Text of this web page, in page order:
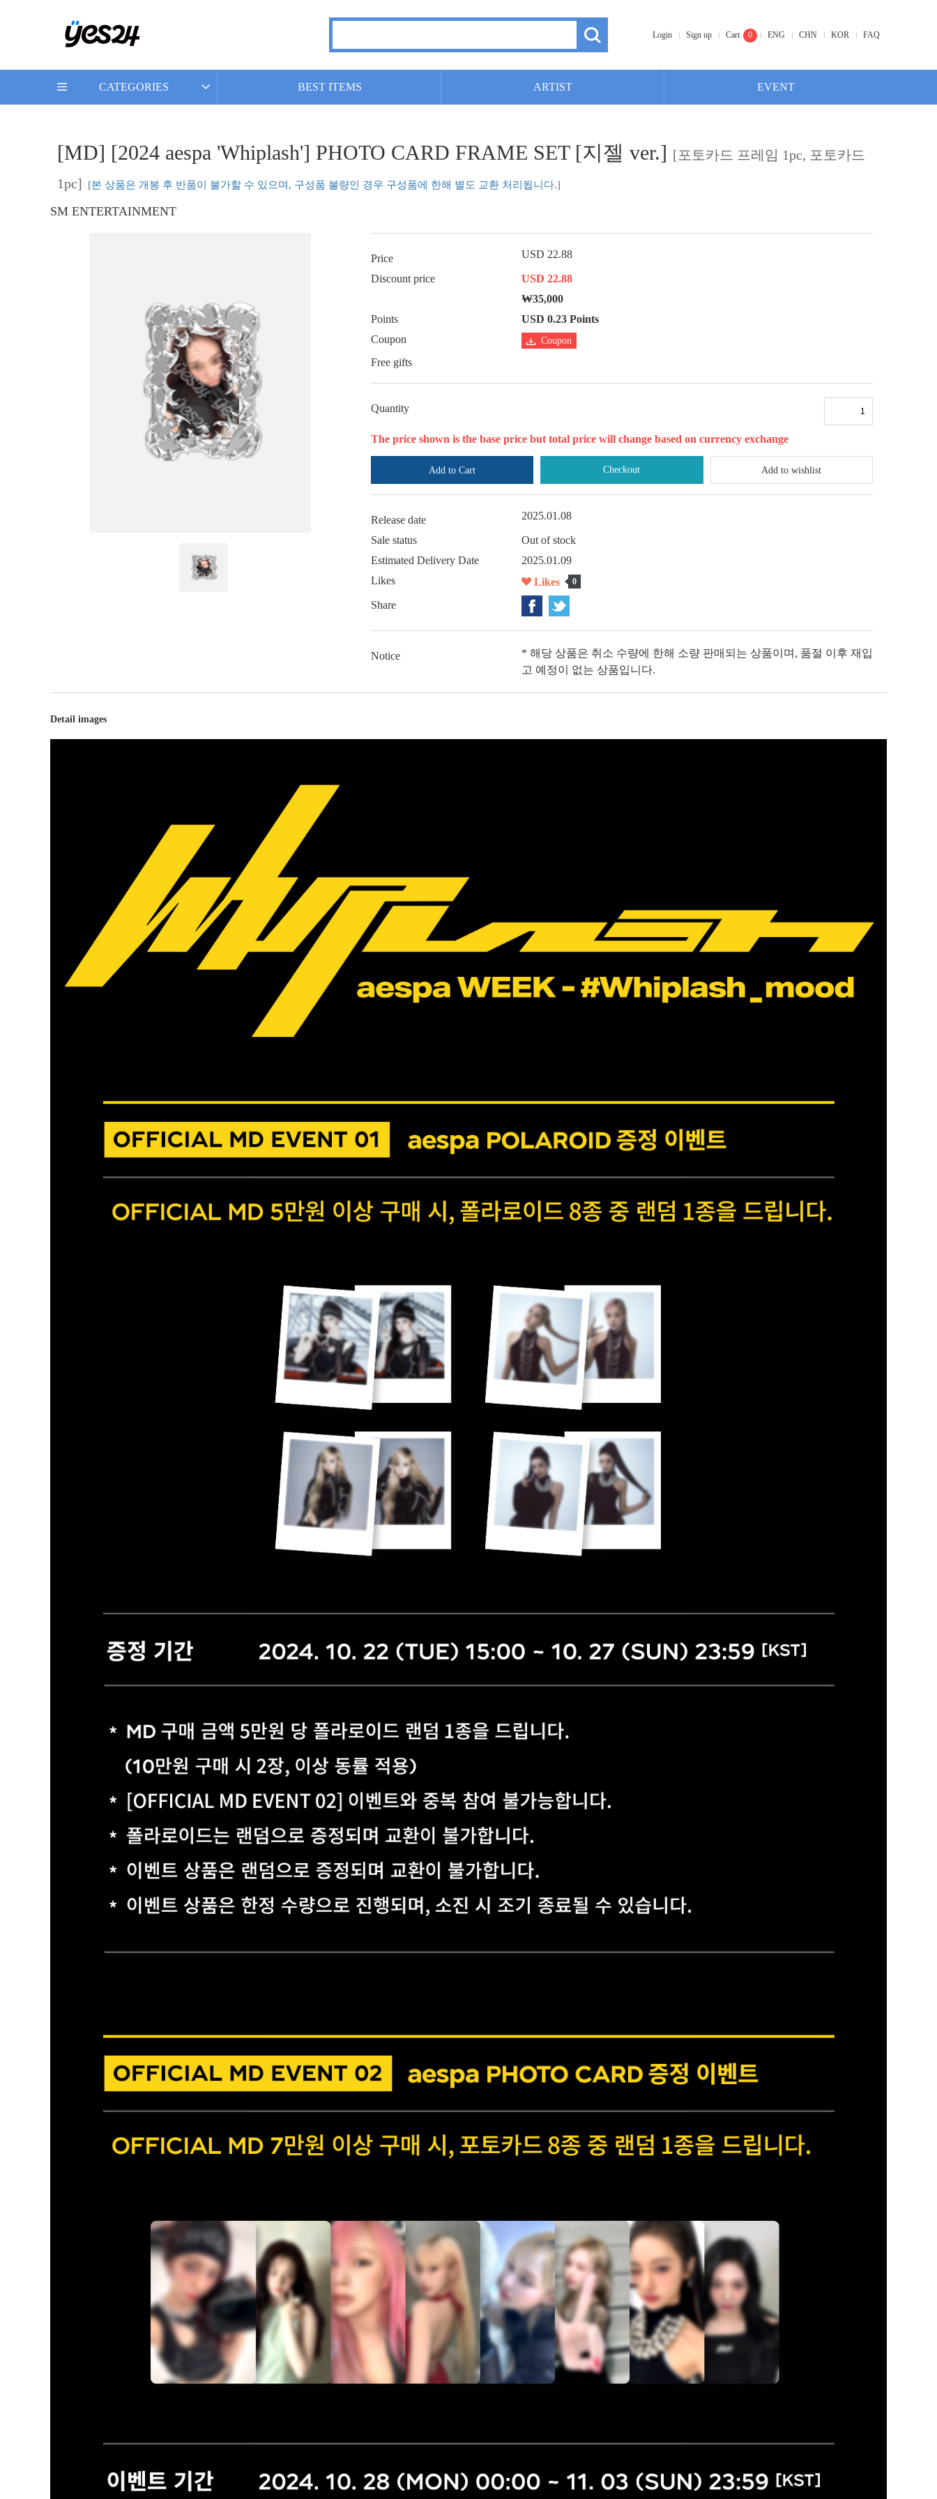
Login Sign up Cart 0 ENG CHN KOR FAQ
CATEGORIES BEST ITEMS ARTIST EVENT
[MD] [2024 aespa 'Whiplash'] PHOTO CARD FRAME SET [지젤 ver.] [포토카드 프레임 1pc, 포토카드
1pc]
[본 상품은 개봉 후 반품이 불가할 수 있으며, 구성품 불량인 경우 구성품에 한해 별도 교환 처리됩니다.]
SM ENTERTAINMENT
Price USD 22.88
Discount price
USD 22.88
₩35,000
Points
USD 0.23 Points
Coupon
Coupon
Free gifts
Quantity
The price shown is the base price but total price will change based on currency exchange
Add to Cart Checkout Add to wishlist
Release date 2025.01.08
Sale status
Out of stock
Estimated Delivery Date
2025.01.09
Likes
Likes 0
Share
Notice
* 해당 상품은 취소 수량에 한해 소량 판매되는 상품이며, 품절 이후 재입
고 예정이 없는 상품입니다.
Detail images